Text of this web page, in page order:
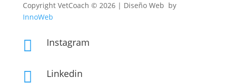
CopyrightVetCoach © 2026 | Diseño Web by
InnoWeb
 Instagram
 Linkedin